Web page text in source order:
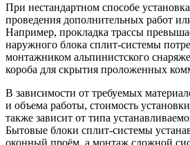
При нестандартном способе
проведения дополнительных работ
Например, прокладка трассы
наружного блока сплит-системы
монтажником альпинистского
короба для скрытия проложенных
В зависимости от требуемых
и объема работы, стоимость
также зависит от типа
Бытовые блоки сплит-системы
оконный проём, а монтаж сложной